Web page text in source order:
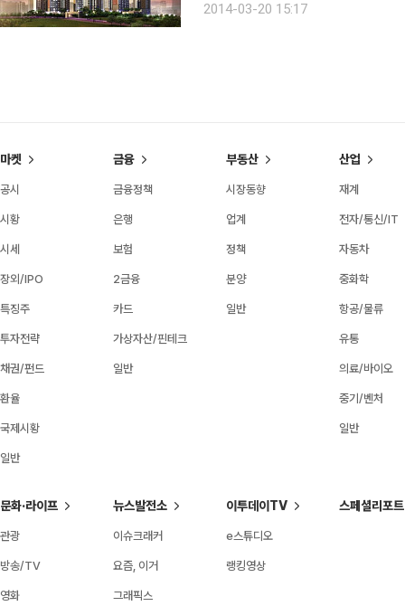
㎡ 총 547가구로 구성됐다. 지하철
2014-03-20 15:17
마켓
공시
시황
시세
장외/IPO
특징주
투자전략
채권/펀드
환율
국제시황
일반
금융
금융정책
은행
보험
2금융
카드
가상자산/핀테크
일반
부동산
시장동향
업계
정책
분양
일반
산업
재계
전자/통신/IT
자동차
중화학
항공/물류
유통
의료/바이오
중기/벤처
일반
문화·라이프
관광
방송/TV
영화
뉴스발전소
이슈크래커
요즘, 이거
그래픽스
이투데이TV
e스튜디오
랭킹영상
스페셜리포트